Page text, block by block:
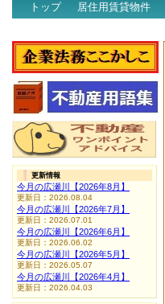
トップ 居住用賃貸物件
更新情報
今月の広瀬川【2026年8月】
更新日：2026.08.04
今月の広瀬川【2026年7月】
更新日：2026.07.01
今月の広瀬川【2026年6月】
更新日：2026.06.02
今月の広瀬川【2026年5月】
更新日：2026.05.07
今月の広瀬川【2026年4月】
更新日：2026.04.03